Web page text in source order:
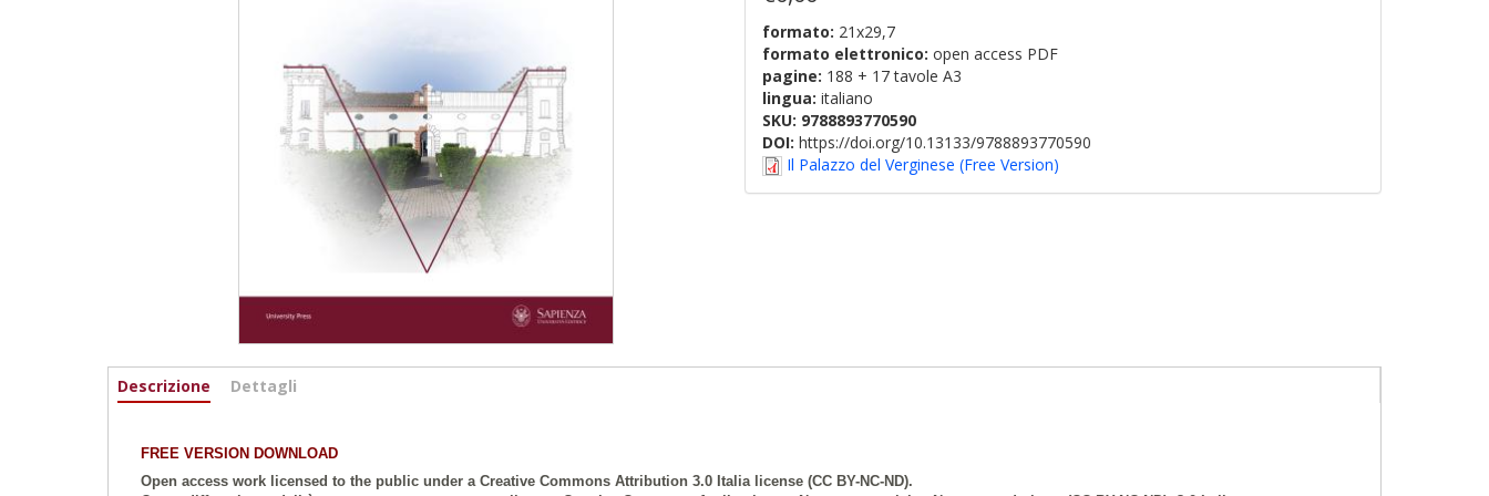
formato: 21x29,7
formato elettronico: open access PDF
pagine: 188 + 17 tavole A3
lingua: italiano
SKU: 9788893770590
DOI: https://doi.org/10.13133/9788893770590
Il Palazzo del Verginese (Free Version)
Informazioni
Descrizione (active
Dettagli
FREE VERSION DOWNLOAD
Open access work licensed to the public under a Creative Commons Attribution 3.0 Italia license (CC BY-NC-ND).